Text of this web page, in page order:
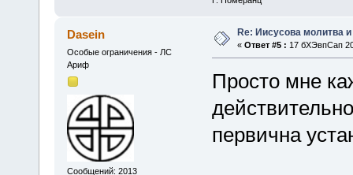
Dasein
Особые ограничения - ЛС
Ариф
Сообщений: 2013
Re: Иисусова молитва
« Ответ #5 : 17 бХЭвпСап
Просто мне
первична